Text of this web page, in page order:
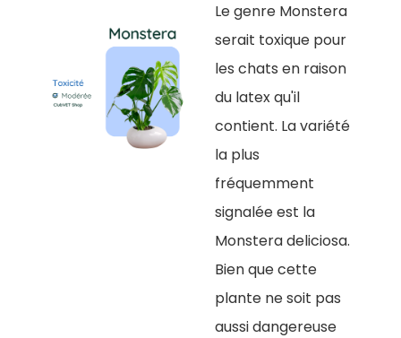
Le genre Monstera
serait toxique pour
les chats en raison
du latex qu'il
contient. La variété
la plus
fréquemment
signalée est la
Monstera deliciosa.
Bien que cette
plante ne soit pas
aussi dangereuse